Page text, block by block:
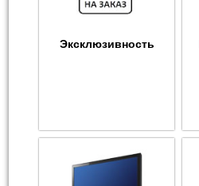
Эксклюзивность